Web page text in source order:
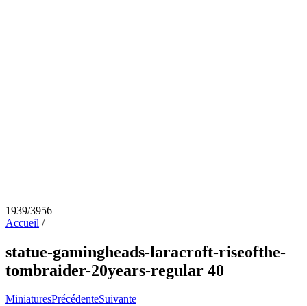
1939/3956
Accueil /
statue-gamingheads-laracroft-riseofthe-
tombraider-20years-regular 40
MiniaturesPrécédenteSuivante